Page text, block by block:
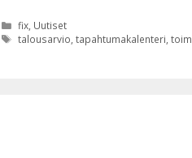
Kategoriat
fix, Uutiset
Avainsanat
talousarvio tapahtumakalenteri